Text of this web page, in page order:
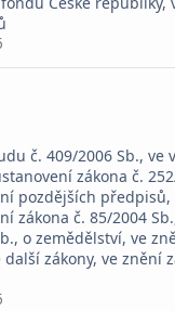
č. 409/2006 Sb., ve
zákona č.
pozdějších
zákona č. 85/2004
o zemědělství, ve
zákony, ve znění